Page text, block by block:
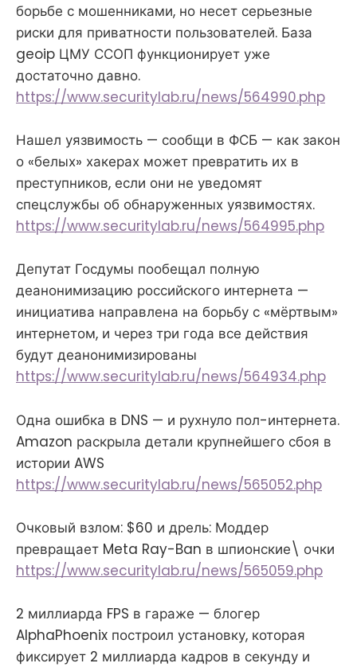
борьбе с мошенниками, но несет серьезные
риски для приватности пользователей. База
geoip ЦМУ ССОП функционирует уже
достаточно давно.
https://www.securitylab.ru/news/564990.php
Нашел уязвимость — сообщи в ФСБ — как закон
о «белых» хакерах может превратить их в
преступников, если они не уведомят
спецслужбы об обнаруженных уязвимостях.
https://www.securitylab.ru/news/564995.php
Депутат Госдумы пообещал полную
деанонимизацию российского интернета —
инициатива направлена на борьбу с «мёртвым»
интернетом, и через три года все действия
будут деанонимизированы
https://www.securitylab.ru/news/564934.php
Одна ошибка в DNS — и рухнуло пол-интернета.
Amazon раскрыла детали крупнейшего сбоя в
истории AWS
https://www.securitylab.ru/news/565052.php
Очковый взлом: $60 и дрель: Моддер
превращает Meta Ray-Ban в шпионские\ очки
https://www.securitylab.ru/news/565059.php
2 миллиарда FPS в гараже — блогер
AlphaPhoenix построил установку, которая
фиксирует 2 миллиарда кадров в секунду и